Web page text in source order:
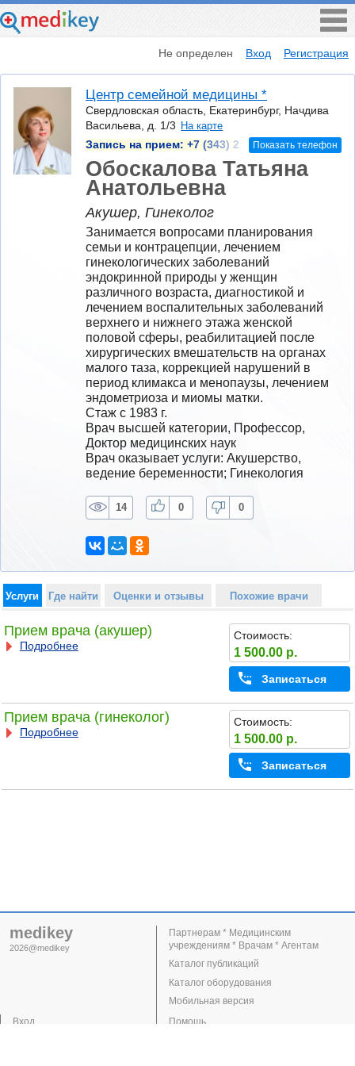
Не определен Вход Регистрация
Центр семейной медицины *
Свердловская область, Екатеринбург, Начдива
Васильева, д. 1/3 На карте
Запись на прием: +7 (343) 2 Показать телефон
Обоскалова Татьяна
Анатольевна
Акушер, Гинеколог
Занимается вопросами планирования
семьи и контрацепции, лечением
гинекологических заболеваний
эндокринной природы у женщин
различного возраста, диагностикой и
лечением воспалительных заболеваний
верхнего и нижнего этажа женской
половой сферы, реабилитацией после
хирургических вмешательств на органах
малого таза, коррекцией нарушений в
период климакса и менопаузы, лечением
эндометриоза и миомы матки.
Стаж с 1983 г.
Врач высшей категории, Профессор,
Доктор медицинских наук
Врач оказывает услуги: Акушерство,
ведение беременности; Гинекология
14 0 0
Услуги Где найти Оценки и отзывы Похожие врачи
Прием врача (акушер)
Подробнее
Стоимость:
1 500.00 р.
Записаться
Прием врача (гинеколог)
Подробнее
Стоимость:
1 500.00 р.
Записаться
medikey
2026@medikey
Вход
Партнерам * Медицинским
учреждениям * Врачам * Агентам
Каталог публикаций
Каталог оборудования
Мобильная версия
Помощь